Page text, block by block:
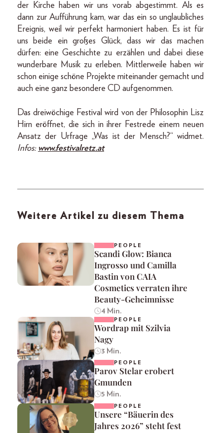
der Kirche haben wir uns vorab abgestimmt. Als es
dann zur Aufführung kam, war das ein so unglaubliches
Ereignis, weil wir perfekt harmoniert haben. Es ist für
uns beide ein großes Glück, dass wir das machen
dürfen: eine Geschichte zu erzählen und dabei diese
wunderbare Musik zu erleben. Mittlerweile haben wir
schon einige schöne Projekte miteinander gemacht und
auch eine ganz besondere CD aufgenommen.
Das dreiwöchige Festival wird von der Philosophin Lisz
Hirn eröffnet, die sich in ihrer Festrede einem neuen
Ansatz der Urfrage „Was ist der Mensch?“ widmet.
Infos: www.festivalretz.at
Weitere Artikel zu diesem Thema
PEOPLE
Scandi Glow: Bianca
Ingrosso und Camilla
Bastin von CAIA
Cosmetics verraten ihre
Beauty-Geheimnisse
4 Min.
PEOPLE
Wordrap mit Szilvia
Nagy
3 Min.
PEOPLE
Parov Stelar erobert
Gmunden
5 Min.
PEOPLE
Unsere “Bäuerin des
Jahres 2026” steht fest